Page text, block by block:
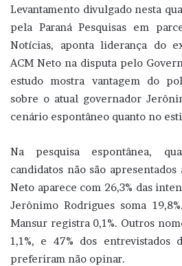
Levantamento divulgado nesta
pela Paraná Pesquisas em
Notícias, aponta liderança do
ACM Neto na disputa pelo
estudo mostra vantagem do
sobre o atual governador
cenário espontâneo quanto no
Na pesquisa espontânea,
candidatos não são apresentados
Neto aparece com 26,3% das
Jerônimo Rodrigues soma
Mansur registra 0,1%. Outros
1,1%, e 47% dos entrevistados
preferiram não opinar.